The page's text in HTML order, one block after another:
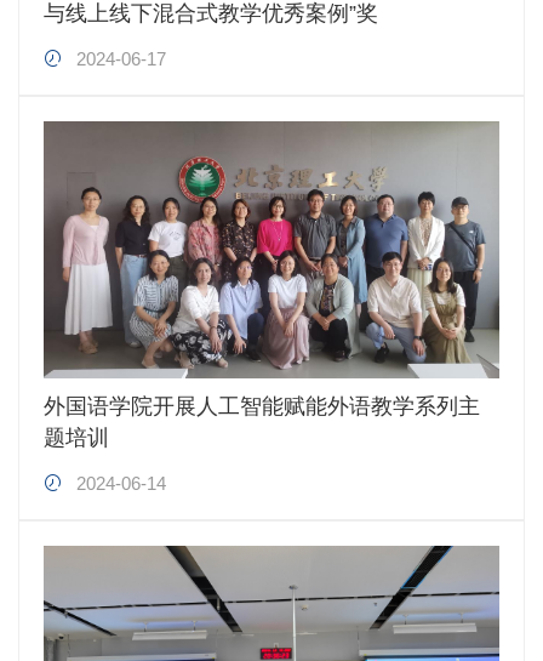
与线上线下混合式教学优秀案例”奖
2024-06-17
外国语学院开展人工智能赋能外语教学系列主
题培训
2024-06-14